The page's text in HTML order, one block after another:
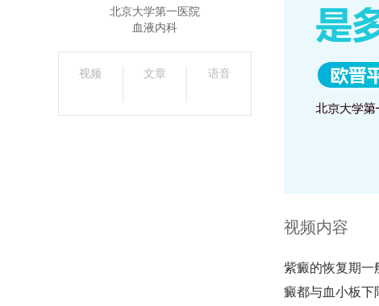
北京大学第一医院
血液内科
视频 文章 语音
视频内容
紫癜的恢复期
癜都与血小板下